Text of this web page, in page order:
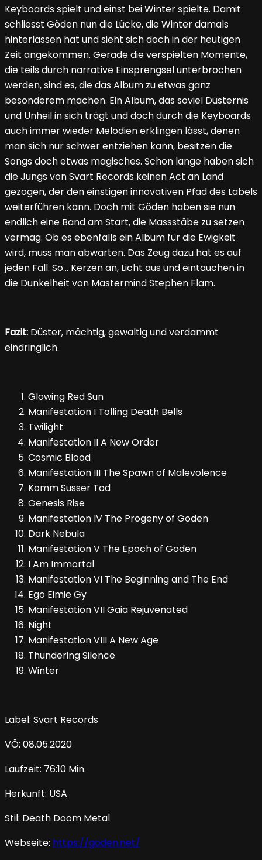
Keyboards spielt und einst bei Winter spielte. Damit
schliesst Göden nun die Lücke, die Winter damals
hinterlassen hat und sieht sich doch in der heutigen
Zeit angekommen. Gerade die verspielten Momente,
die teils durch narrative Einsprengsel unterbrochen
werden, sind es, die das Album zu etwas ganz
besonderem machen. Ein Album, das soviel Düsternis
und Unheil in sich trägt und doch durch die Keyboards
auch immer wieder Melodien erklingen lässt, denen
man sich nur schwer entziehen kann, besitzen die
Songs doch etwas magisches. Schon lange haben sich
die Jungs von Svart Records keinen Act an Land
gezogen, der den einstigen innovativen Pfad des Labels
weiterführen kann. Doch mit Göden haben sie nun
endlich eine Band am Start, die Massstäbe zu setzen
vermag. Ob es ebenfalls ein Album für die Ewigkeit
wird, muss man abwarten. Das Zeug dazu hat es auf
jeden Fall. So… Kerzen an, Licht aus und eintauchen in
die Dunkelheit von Mastermind Stephen Flam.
Fazit: Düster, mächtig, gewaltig und verdammt
eindringlich.
Glowing Red Sun
Manifestation I Tolling Death Bells
Twilight
Manifestation II A New Order
Cosmic Blood
Manifestation III The Spawn of Malevolence
Komm Susser Tod
Genesis Rise
Manifestation IV The Progeny of Goden
Dark Nebula
Manifestation V The Epoch of Goden
I Am Immortal
Manifestation VI The Beginning and The End
Ego Eimie Gy
Manifestation VII Gaia Rejuvenated
Night
Manifestation VIII A New Age
Thundering Silence
Winter
Label: Svart Records
VÖ: 08.05.2020
Laufzeit: 76:10 Min.
Herkunft: USA
Stil: Death Doom Metal
Webseite: https://goden.net/